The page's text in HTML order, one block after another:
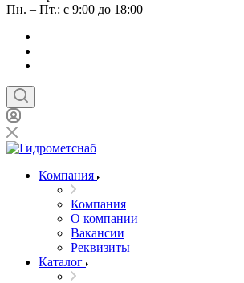
Пн. – Пт.: с 9:00 до 18:00
Компания
Компания
О компании
Вакансии
Реквизиты
Каталог